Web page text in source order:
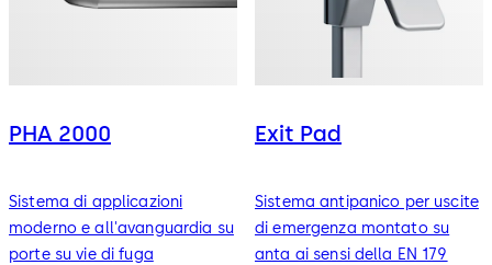
PHA 2000
Sistema di applicazioni
moderno e all'avanguardia su
porte su vie di fuga
Exit Pad
Sistema antipanico per uscite
di emergenza montato su
anta ai sensi della EN 179